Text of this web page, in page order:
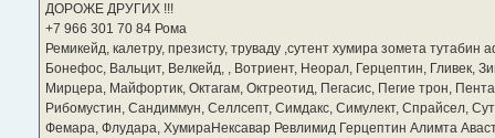
ДОРОЖЕ ДРУГИХ !!!
‪+7 966 301 70 84‬ Рома
Ремикейд, калетру, презисту, труваду ,сутент хумира зомета
Бонефос, Вальцит, Велкейд, , Вотриент, Неорал, Герцептин, Гливек,
Мирцера, Майфортик, Октагам, Октреотид, Пегасис, Пегие трон,
Рибомустин, Сандиммун, Селлсепт, Симдакс, Симулект, Спрайсел,
Фемара, Флудара, ХумираНексавар Ревлимид Герцептин Алимта